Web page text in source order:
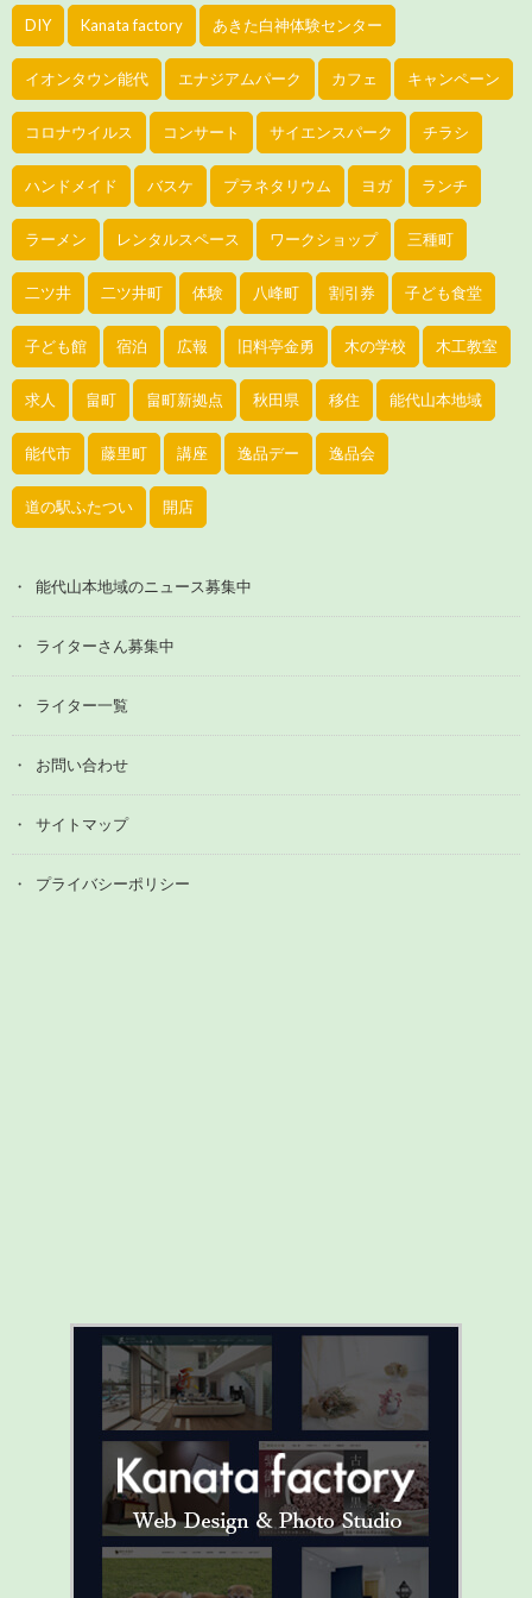
DIY Kanata factory あきた白神体験センター
イオンタウン能代 エナジアムパーク カフェ キャンペーン
コロナウイルス コンサート サイエンスパーク チラシ
ハンドメイド バスケ プラネタリウム ヨガ ランチ
ラーメン レンタルスペース ワークショップ 三種町
二ツ井 二ツ井町 体験 八峰町 割引券 子ども食堂
子ども館 宿泊 広報 旧料亭金勇 木の学校 木工教室
求人 畠町 畠町新拠点 秋田県 移住 能代山本地域
能代市 藤里町 講座 逸品デー 逸品会
道の駅ふたつい 開店
能代山本地域のニュース募集中
ライターさん募集中
ライター一覧
お問い合わせ
サイトマップ
プライバシーポリシー